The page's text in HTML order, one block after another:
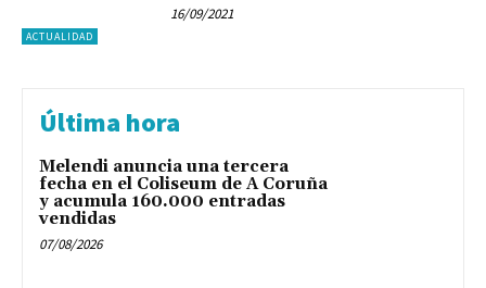
ACTUALIDAD
16/09/2021
Última hora
Melendi anuncia una tercera
fecha en el Coliseum de A Coruña
y acumula 160.000 entradas
vendidas
07/08/2026